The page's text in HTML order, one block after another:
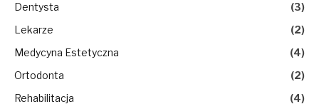
Dentysta
(3)
Lekarze
(2)
Medycyna Estetyczna
(4)
Ortodonta
(2)
Rehabilitacja
(4)